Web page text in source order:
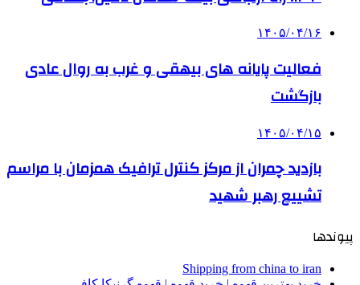
۱۴۰۵/۰۴/۱۶
فعالیت پایانه های بیهقی و غرب به روال عادی
بازگشت
۱۴۰۵/۰۴/۱۵
بازدید چمران از مرکز کنترل ترافیک همزمان با مراسم
تشییع رهبر شهید
پیوندها
Shipping from china to iran